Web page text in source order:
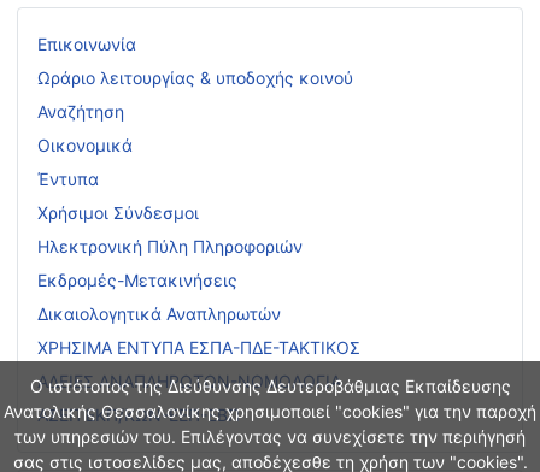
Ο ιστότοπος της Διεύθυνσης Δευτεροβάθμιας Εκπαίδευσης
Ανατολικής Θεσσαλονίκης χρησιμοποιεί "cookies" για την παροχή
των υπηρεσιών του. Επιλέγοντας να συνεχίσετε την περιήγησή
σας στις ιστοσελίδες μας, αποδέχεσθε τη χρήση των "cookies".
Επικοινωνία
Ωράριο λειτουργίας & υποδοχής κοινού
Αναζήτηση
Οικονομικά
Έντυπα
Χρήσιμοι Σύνδεσμοι
Ηλεκτρονική Πύλη Πληροφοριών
Εκδρομές-Μετακινήσεις
Δικαιολογητικά Αναπληρωτών
ΧΡΗΣΙΜΑ ΕΝΤΥΠΑ ΕΣΠΑ-ΠΔΕ-ΤΑΚΤΙΚΟΣ
ΑΔΕΙΕΣ ΑΝΑΠΛΗΡΩΤΩΝ-ΝΟΜΟΛΟΓΙΑ
ΑΣΕΠ ΕΚΠ/ΚΩΝ-ΕΕΠ-ΕΒΠ